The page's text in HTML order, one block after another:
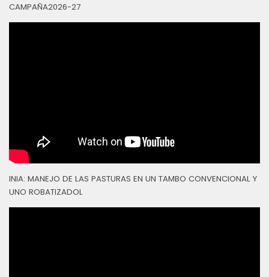
CAMPAÑA2026-27
INIA: MANEJO DE LAS PASTURAS EN UN TAMBO CONVENCIONAL Y
UNO ROBATIZADOL